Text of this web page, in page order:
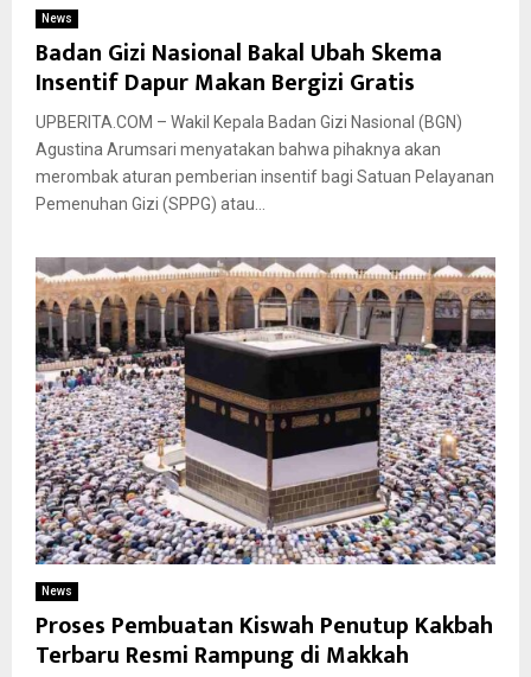
News
Badan Gizi Nasional Bakal Ubah Skema
Insentif Dapur Makan Bergizi Gratis
UPBERITA.COM – Wakil Kepala Badan Gizi Nasional (BGN)
Agustina Arumsari menyatakan bahwa pihaknya akan
merombak aturan pemberian insentif bagi Satuan Pelayanan
Pemenuhan Gizi (SPPG) atau...
News
Proses Pembuatan Kiswah Penutup Kakbah
Terbaru Resmi Rampung di Makkah